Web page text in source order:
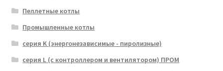
Пеллетные котлы
Промышленные котлы
серия K (энергонезависимые - пиролизные)
серия L (с контроллером и вентилятором) ПРОМ